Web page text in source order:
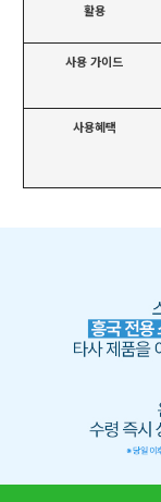
활용
사용 가이드
사용혜택